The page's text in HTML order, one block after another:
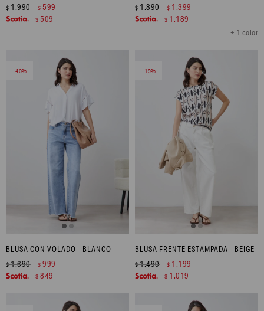
$1.990 $ 599
$ 509
+ 1 color
$1.890 $ 1.399
$ 1.189
40
BLUSA CON VOLADO - BLANCO
$1.690 $ 999
$ 849
19
BLUSA FRENTE ESTAMPADA - BEIGE
$1.490 $ 1.199
$ 1.019